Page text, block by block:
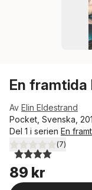
En framtida
Av Elin Eldestrand
Pocket, Svenska,
Del 1 i serien En
4,0utav 5 stjärnor.
(7)
89 kr